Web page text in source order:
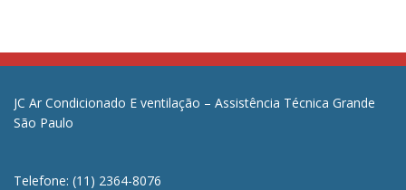
JC Ar Condicionado E ventilação – Assistência Técnica Grande
São Paulo
Telefone: (11) 2364-8076